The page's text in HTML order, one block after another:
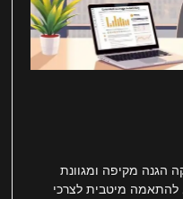
הגנה מקיפה ומגוונת
להתאמה מיטבית לצרכי